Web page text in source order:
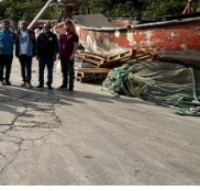
WhatsApp İhbar
Hattı